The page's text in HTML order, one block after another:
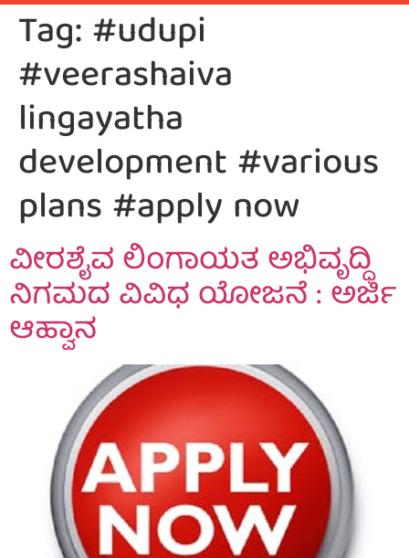
Tag:#udupi
#veerashaiva
lingayatha
development #various
plans #apply now
ವೀರಶೈವ ಲಿಂಗಾಯತ ಅಭಿವೃದ್ಧಿ
ನಿಗಮದ ವಿವಿಧ ಯೋಜನೆ : ಅರ್ಜಿ
ಆಹ್ವಾನ